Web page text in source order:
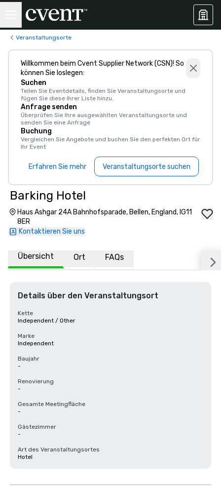
Veranstaltungsorte
Willkommen beim Cvent Supplier Network (CSN)! So
können Sie loslegen:
Suchen
Teilen Sie Eventdetails, finden Sie Veranstaltungsorte und
fügen Sie diese Ihrer Liste hinzu.
Anfrage senden
Überprüfen Sie Ihre ausgewählten Veranstaltungsorte und
senden Sie eine Anfrage
Buchung
Vergleichen Sie Angebote und buchen Sie den perfekten Ort für
Ihr Event
Erfahren Sie mehr Veranstaltungsorte suchen
Barking Hotel
Haus Ashgar 24A Bahnhofsparade, Bellen, England, IG11
8ER
Kontaktieren Sie uns
Übersicht Ort FAQs
Details über den Veranstaltungsort
Kette
Independent / Other
Marke
Independent
Baujahr
-
Renovierung
-
Gesamte Meetingfläche
-
Gästezimmer
-
Art des Veranstaltungsortes
Hotel